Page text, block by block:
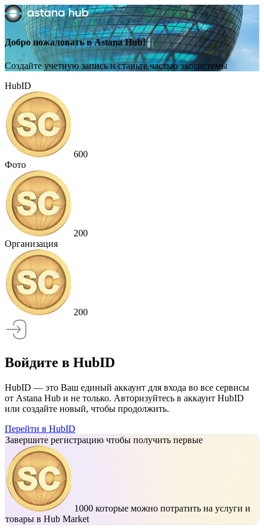
Добро пожаловать в Astana Hub!
Создайте учетную запись и станьте частью экосистемы
HubID
600
Фото
200
Организация
200
Войдите в HubID
HubID — это Ваш единый аккаунт для входа во все сервисы
от Astana Hub и не только. Авторизуйтесь в аккаунт HubID
или создайте новый, чтобы продолжить.
Перейти в HubID
Завершите регистрацию чтобы получить первые
1000 которые можно потратить на услуги и
товары в Hub Market